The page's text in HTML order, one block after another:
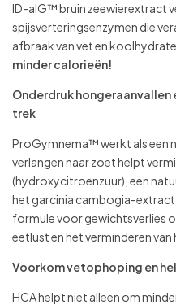
ID-alG™ bruin zeewierextract
spijsverteringsenzymen die
afbraak van vet en
minder calorieën!
Onderdruk
trek
ProGymnema™ werkt als een
verlangen naar zoet helpt
(hydroxycitroenzuur), een
het garcinia cambogia-
formule voor gewichtsverlies
eetlust en het verminderen van
Voorkom vetophoping en
HCA helpt niet alleen om